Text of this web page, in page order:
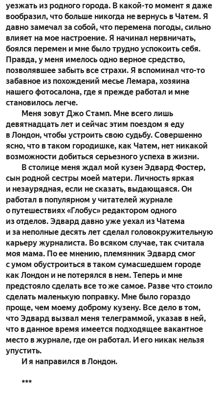
уезжать из родного города. В какой-то момент я даже
вообразил, что больше никогда не вернусь в Чатем. Я
давно замечал за собой, что перемена погоды, сильно
влияет на мое настроение. Я начинал нервничать,
боялся перемен и мне было трудно успокоить себя.
Правда, у меня имелось одно верное средство,
позволявшее забыть все страхи. Я вспоминал что-то
забавное из похождений месье Лемара, хозяина
нашего фотосалона, где я прежде работал и мне
становилось легче.
Меня зовут Джо Стамп. Мне всего лишь
девятнадцать лет и сейчас этим поездом я еду
в Лондон, чтобы устроить свою судьбу. Совершенно
ясно, что в таком городишке, как Чатем, нет никакой
возможности добиться серьезного успеха в жизни.
В столице меня ждал мой кузен Эдвард Фостер,
сын родной сестры моей матери. Личность яркая
и незаурядная, если не сказать, выдающаяся. Он
работал в популярном у читателей журнале
о путешествиях «Глобус» редактором одного
из отделов. Эдвард давно уже уехал из Чатема
и за неполные десять лет сделал головокружительную
карьеру журналиста. Во всяком случае, так считала
моя мама. По ее мнению, племянник Эдвард смог
с умом обустроиться в таком сумасшедшем городе
как Лондон и не потерялся в нем. Теперь и мне
предстояло сделать все то же самое. Разве что стоило
сделать маленькую поправку. Мне было гораздо
проще, чем моему доброму кузену. Все дело в том,
что Эдвард вызвал меня телеграммой, указав в ней,
что в данное время имеется подходящее вакантное
место в журнале, где он работал. И его никак нельзя
упустить.
И я направился в Лондон.
***